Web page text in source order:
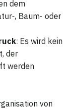
dem
, Baum- oder
: Es wird kein
der
werden
von